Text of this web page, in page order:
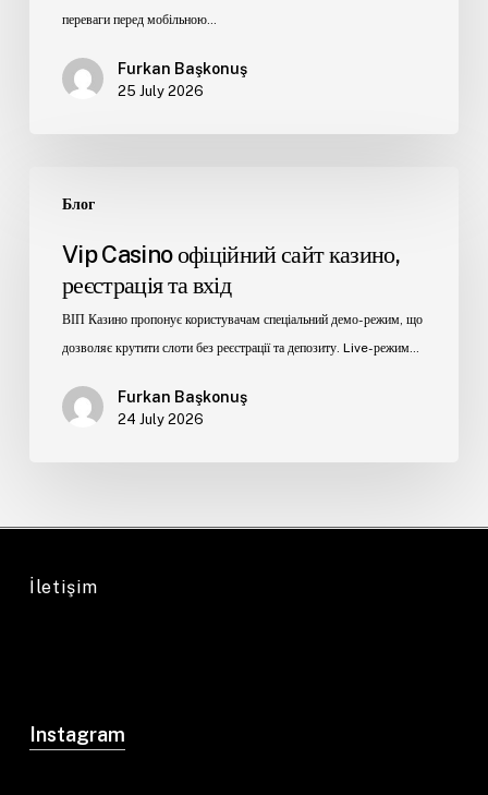
переваги перед мобільною…
Furkan Başkonuş
25 July 2026
Блог
Vip Casino офіційний сайт казино,
реєстрація та вхід
ВІП Казино пропонує користувачам спеціальний демо-режим, що
дозволяє крутити слоти без реєстрації та депозиту. Live-режим…
Furkan Başkonuş
24 July 2026
İletişim
info@datdadadat.com
Instagram